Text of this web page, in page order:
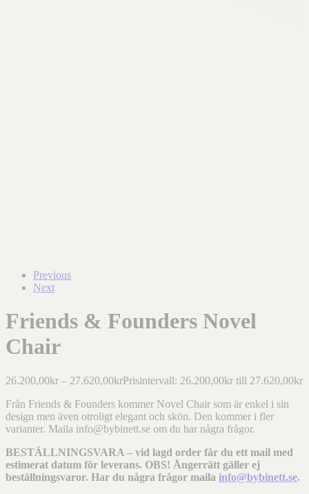
Previous
Next
Friends & Founders Novel
Chair
26.200,00kr – 27.620,00krPrisintervall: 26.200,00kr till 27.620,00kr
Från Friends & Founders kommer Novel Chair som är enkel i sin
design men även otroligt elegant och skön. Den kommer i fler
varianter. Maila info@bybinett.se om du har några frågor.
BESTÄLLNINGSVARA – vid lagd order får du ett mail med
estimerat datum för leverans. OBS! Ångerrätt gäller ej
beställningsvaror. Har du några frågor maila info@bybinett.se.